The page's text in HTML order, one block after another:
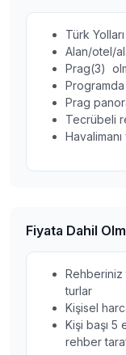
Türk
Alan/otel/
Prag(3)
Programda
Prag
Tecrübeli
Fiyata Dahil
Rehberiniz
turlar
Kişisel
Kişi başı
rehber